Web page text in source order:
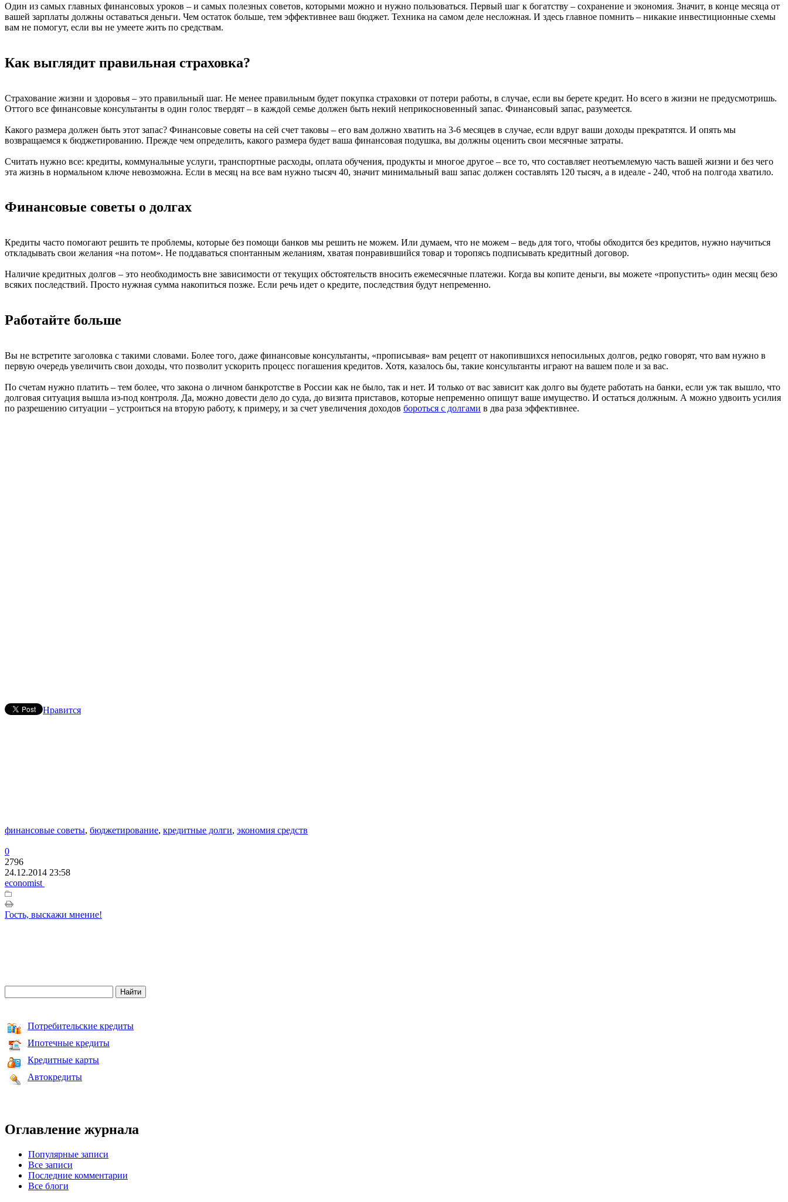
Один из самых главных финансовых уроков – и самых полезных советов, которыми можно и нужно пользоваться. Первый шаг к богатству – сохранение и экономия. Значит, в конце месяца от
вашей зарплаты должны оставаться деньги. Чем остаток больше, тем эффективнее ваш бюджет. Техника на самом деле несложная. И здесь главное помнить – никакие инвестиционные схемы
вам не помогут, если вы не умеете жить по средствам.
Как выглядит правильная страховка?
Страхование жизни и здоровья – это правильный шаг. Не менее правильным будет покупка страховки от потери работы, в случае, если вы берете кредит. Но всего в жизни не предусмотришь.
Оттого все финансовые консультанты в один голос твердят – в каждой семье должен быть некий неприкосновенный запас. Финансовый запас, разумеется.
Какого размера должен быть этот запас? Финансовые советы на сей счет таковы – его вам должно хватить на 3-6 месяцев в случае, если вдруг ваши доходы прекратятся. И опять мы
возвращаемся к бюджетированию. Прежде чем определить, какого размера будет ваша финансовая подушка, вы должны оценить свои месячные затраты.
Считать нужно все: кредиты, коммунальные услуги, транспортные расходы, оплата обучения, продукты и многое другое – все то, что составляет неотъемлемую часть вашей жизни и без чего
эта жизнь в нормальном ключе невозможна. Если в месяц на все вам нужно тысяч 40, значит минимальный ваш запас должен составлять 120 тысяч, а в идеале - 240, чтоб на полгода хватило.
Финансовые советы о долгах
Кредиты часто помогают решить те проблемы, которые без помощи банков мы решить не можем. Или думаем, что не можем – ведь для того, чтобы обходится без кредитов, нужно научиться
откладывать свои желания «на потом». Не поддаваться спонтанным желаниям, хватая понравившийся товар и торопясь подписывать кредитный договор.
Наличие кредитных долгов – это необходимость вне зависимости от текущих обстоятельств вносить ежемесячные платежи. Когда вы копите деньги, вы можете «пропустить» один месяц безо
всяких последствий. Просто нужная сумма накопиться позже. Если речь идет о кредите, последствия будут непременно.
Работайте больше
Вы не встретите заголовка с такими словами. Более того, даже финансовые консультанты, «прописывая» вам рецепт от накопившихся непосильных долгов, редко говорят, что вам нужно в
первую очередь увеличить свои доходы, что позволит ускорить процесс погашения кредитов. Хотя, казалось бы, такие консультанты играют на вашем поле и за вас.
По счетам нужно платить – тем более, что закона о личном банкротстве в России как не было, так и нет. И только от вас зависит как долго вы будете работать на банки, если уж так вышло, что
долговая ситуация вышла из-под контроля. Да, можно довести дело до суда, до визита приставов, которые непременно опишут ваше имущество. И остаться должным. А можно удвоить усилия
по разрешению ситуации – устроиться на вторую работу, к примеру, и за счет увеличения доходов бороться с долгами в два раза эффективнее.
Нравится
финансовые советы, бюджетирование, кредитные долги, экономия средств
0
2796
24.12.2014 23:58
economist
Гость, выскажи мнение!
Потребительские кредиты
Ипотечные кредиты
Кредитные карты
Автокредиты
Оглавление журнала
Популярные записи
Все записи
Последние комментарии
Все блоги